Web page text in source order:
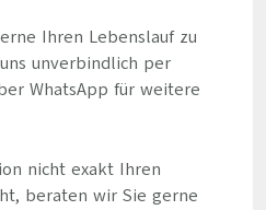
Ihren Lebenslauf zu
unverbindlich per
WhatsApp für weitere
nicht exakt Ihren
beraten wir Sie gerne